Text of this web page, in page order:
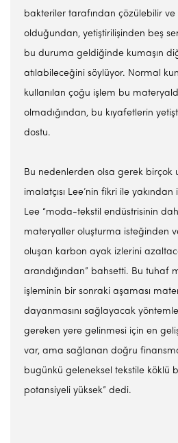
bakteriler tarafından çözülebilir
olduğundan, yetiştirilişinden beş
bu duruma geldiğinde kumaşın
atılabileceğini söylüyor. Normal
kullanılan çoğu işlem bu
olmadığından, bu kıyafetlerin
dostu.
Bu nedenlerden olsa gerek birçok
imalatçısı Lee’nin fikri ile yakından
Lee “moda-tekstil endüstrisinin
materyaller oluşturma isteğinden
oluşan karbon ayak izlerini
arandığından” bahsetti. Bu tuhaf
işleminin bir sonraki aşaması
dayanmasını sağlayacak
gereken yere gelinmesi için en
var, ama sağlanan doğru
bugünkü geleneksel tekstile köklü
potansiyeli yüksek” dedi.